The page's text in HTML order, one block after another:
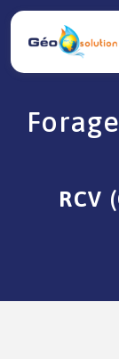
RCV
Panneau de